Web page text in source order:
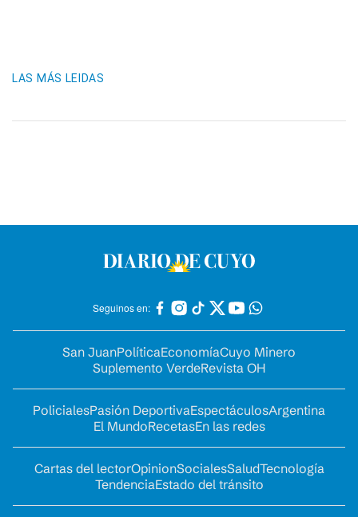
LAS MÁS LEIDAS
Seguinos en:
San JuanPolíticaEconomíaCuyo Minero
Suplemento VerdeRevista OH
PolicialesPasión DeportivaEspectáculosArgentina
El MundoRecetasEn las redes
Cartas del lectorOpinionSocialesSaludTecnología
TendenciaEstado del tránsito